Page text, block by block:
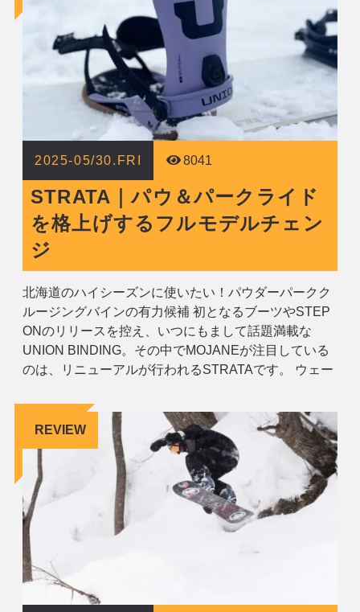
2025-05/30.FRI 8041
STRATA｜パウ＆パークライド
を格上げするフルモデルチェン
ジ
北海道のハイシーズンに使いたい！パウダーパークク
ルージングバインの有力候補 初となるブーツやSTEP
ONのリリースを控え、いつにもまして話題満載な
UNION BINDING。その中でMOJANEが注目している
のは、リニューアルが行われるSTRATAです。 ウェー
パークシーンにぴったりハマる、ハイクッショニング
× ソフトミディア
REVIEW